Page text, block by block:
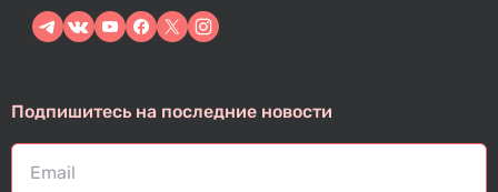
Подпишитесь на последние новости